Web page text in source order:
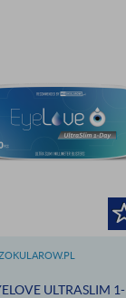
ULTRASLIM 1-